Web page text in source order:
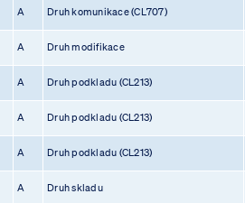
A Druh komunikace (CL707)
A Druh modifikace
A Druh podkladu (CL213)
A Druh podkladu (CL213)
A Druh podkladu (CL213)
A Druh skladu